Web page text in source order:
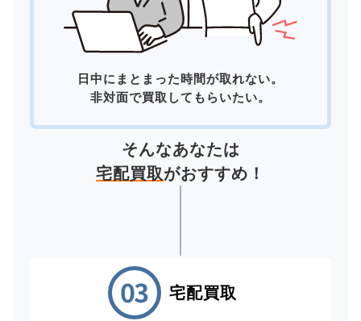
日中にまとまった時間が取れない。
非対面で買取してもらいたい。
そんなあなたは
宅配買取がおすすめ！
宅配買取